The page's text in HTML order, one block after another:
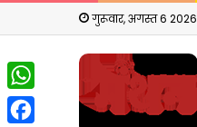
गुरूवार, अगस्त 6 2026
WhatsApp